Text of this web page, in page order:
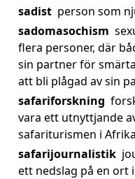
sadist person som
sadomasochism
flera personer, där
sin partner för
att bli plågad av sin
safariforskning
vara ett utnyttjande
safariturismen i Afrika
safarijournalistik
ett nedslag på en ort